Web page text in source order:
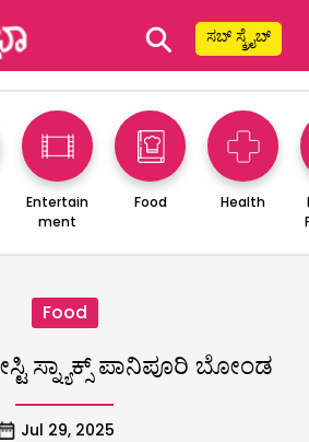
⚲ ಸಬ್ ಸ್ಕ್ರೈಬ್
Entertain
ment
Food Health
Food
ಸ್ನ್ಯಾಕ್ಸ್ ಪಾನಿಪೂರಿ ಬೋಂಡ
Jul 29, 2025